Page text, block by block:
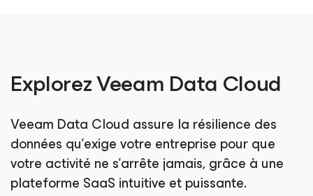
Explorez Veeam Data Cloud
Veeam Data Cloud assure la résilience des
données qu’exige votre entreprise pour que
votre activité ne s’arrête jamais, grâce à une
plateforme SaaS intuitive et puissante.